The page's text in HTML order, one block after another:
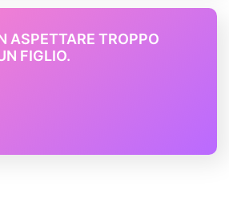
ASPETTARE TROPPO
FIGLIO.